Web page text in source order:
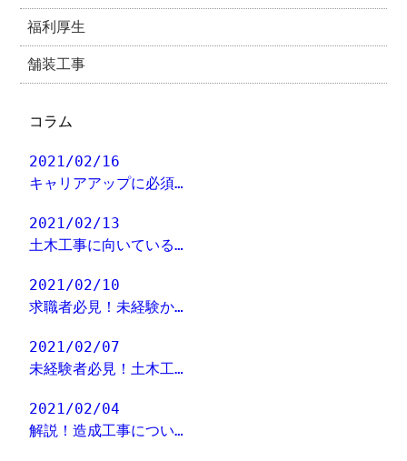
福利厚生
舗装工事
コラム
2021/02/16
キャリアアップに必須…
2021/02/13
土木工事に向いている…
2021/02/10
求職者必見！未経験か…
2021/02/07
未経験者必見！土木工…
2021/02/04
解説！造成工事につい…